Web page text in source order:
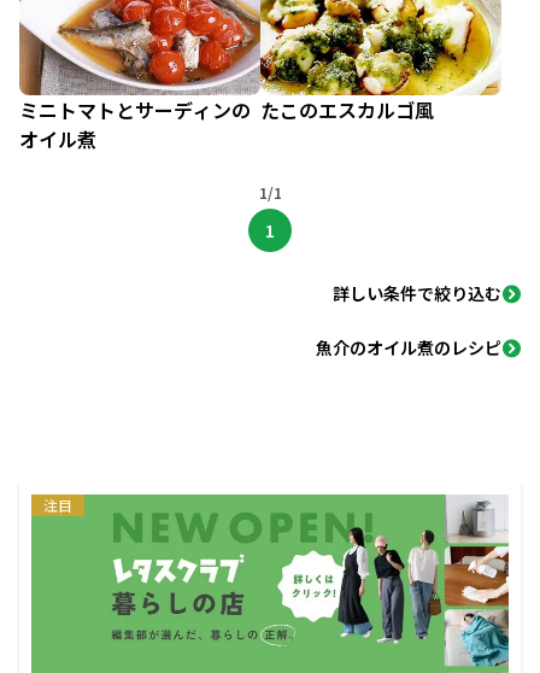
ミニトマトとサーディンの
オイル煮
たこのエスカルゴ風
1/1
1
詳しい条件で絞り込む
魚介のオイル煮のレシピ
注目